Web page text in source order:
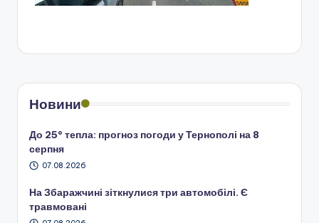
Новини
До 25° тепла: прогноз погоди у Тернополі на 8
серпня
07.08.2026
На Збаражчині зіткнулися три автомобілі. Є
травмовані